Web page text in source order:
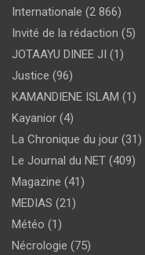
Internationale (2 866)
Invité de la rédaction (5)
JOTAAYU DINEE JI (1)
Justice (96)
KAMANDIENE ISLAM (1)
Kayanior (4)
La Chronique du jour (31)
Le Journal du NET (409)
Magazine (41)
MEDIAS (21)
Météo (1)
Nécrologie (75)